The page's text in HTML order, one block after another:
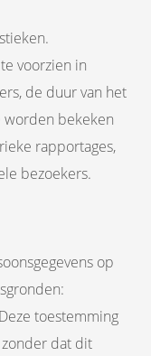
voorzien in
de duur van het
worden bekeken
rapportages,
bezoekers.
op
toestemming
dat dit